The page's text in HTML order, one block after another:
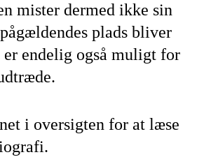
mister dermed ikke sin
plads bliver
endelig også muligt for
i oversigten for at læse